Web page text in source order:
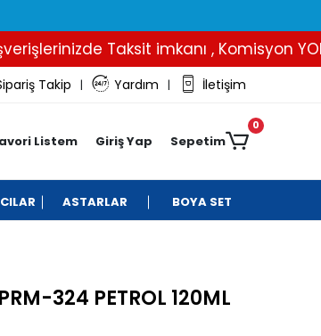
Taksit imkanı , Komisyon YOK..
Takip | Yardım | İletişim
Listem Giriş Yap Sepetim
0
ASTARLAR BOYA SET
324 PETROL 120ML